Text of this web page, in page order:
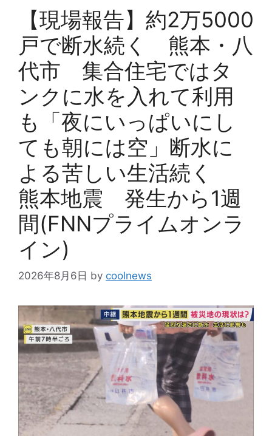
ー
【現場報告】約2万5000
戸で断水続く 熊本・八
代市 集合住宅ではタ
ンクに水を入れて利用
も「夜にいっぱいにし
ても朝には空」断水に
よる苦しい生活続く
熊本地震 発生から1週
間(FNNプライムオンラ
イン)
2026年8月6日 by coolnews